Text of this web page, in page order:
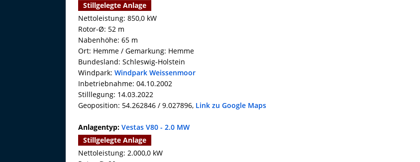
Stillgelegte Anlage
Nettoleistung: 850,0 kW
Rotor-Ø: 52 m
Nabenhöhe: 65 m
Ort: Hemme / Gemarkung: Hemme
Bundesland: Schleswig-Holstein
Windpark: Windpark Weissenmoor
Inbetriebnahme: 04.10.2002
Stilllegung: 14.03.2022
Geoposition: 54.262846 / 9.027896, Link zu Google Maps
Anlagentyp: Vestas V80 - 2.0 MW
Stillgelegte Anlage
Nettoleistung: 2.000,0 kW